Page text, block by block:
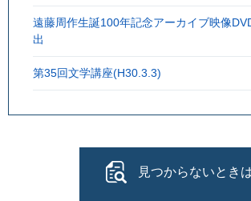
遠藤周作生誕100年記念アーカイブ映像
出
第35回文学講座(H30.3.3)
見つからないとき